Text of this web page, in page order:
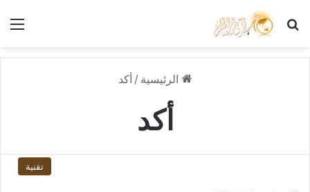
بحث عن
الرئيسية / أكد
أكد
تقنية